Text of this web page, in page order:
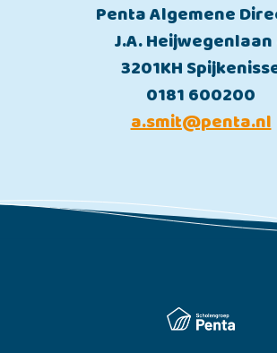
Penta Algemene
J.A.
3201KH
0181 600200
a.smit@penta.nl